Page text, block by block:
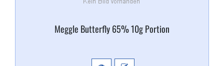
Meggle Butterfly 65% 10g Portion